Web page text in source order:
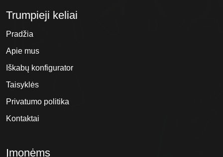
Trumpieji keliai
Pradžia
Apie mus
Iškabų konfigurator
Taisyklės
Privatumo politika
Kontaktai
Įmonėms